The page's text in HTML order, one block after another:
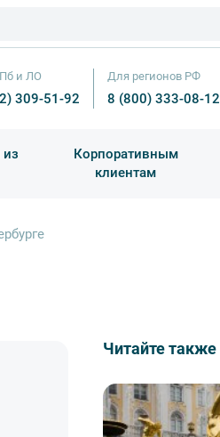
и ЛО
309-51-92
Для регионов РФ
8 (800) 333-08-12
Корпоративным
клиентам
Читайте также